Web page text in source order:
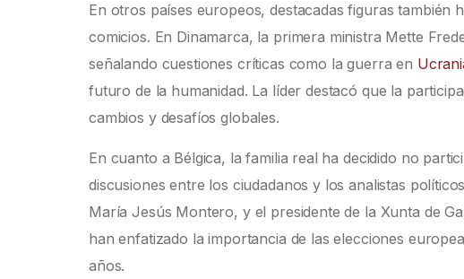
En otros países europeos, destacadas figuras
comicios. En Dinamarca, la primera ministra Mette
señalando cuestiones críticas como la guerra en
futuro de la humanidad. La líder destacó que la
cambios y desafíos globales.
En cuanto a Bélgica, la familia real ha decidido no
discusiones entre los ciudadanos y los analistas
María Jesús Montero, y el presidente de la Xunta de
han enfatizado la importancia de las elecciones
años.